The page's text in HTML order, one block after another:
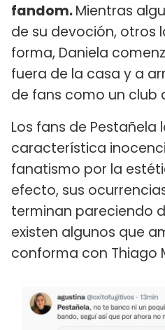
fandom.Mientras
de su devoción, otros
forma, Daniela
fuera de la casa y a
de fans como un club
Los fans de Pestañela
característica
fanatismo por la
efecto, sus
terminan pareciendo
existen algunos que
conforma con Thiago